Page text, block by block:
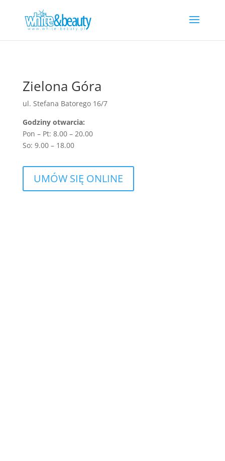
Zielona Góra
ul. Stefana Batorego 16/7
Godziny otwarcia:
Pon – Pt: 8.00 – 20.00
So: 9.00 – 18.00
UMÓW SIĘ ONLINE